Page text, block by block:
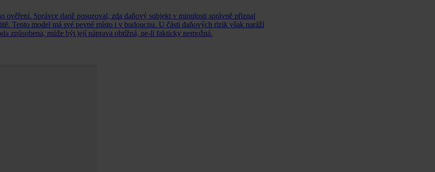
Správce daně posuzoval, zda daňový subjekt v minulosti správně přiznal
Tento model má své pevné místo i v budoucnu. U části daňových rizik však naráží
způsobena, může být její náprava obtížná, ne-li fakticky nemožná.